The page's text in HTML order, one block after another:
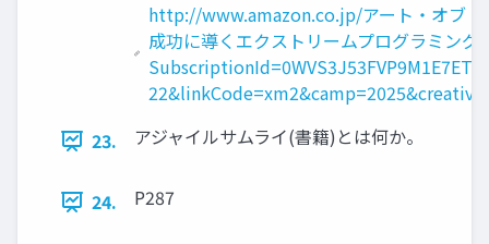
http://www.amazon.co.jp/アート・オブ
成功に導くエクストリームプログラミン
23.
アジャイルサムライ(書籍)とは何か。
24. P287